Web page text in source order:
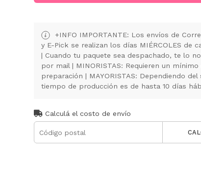
+INFO IMPORTANTE: Los envíos de
y E-Pick se realizan los días MIÉRCOLES de
| Cuando tu paquete sea despachado, te lo
por mail | MINORISTAS: Requieren un mínimo
preparación | MAYORISTAS: Dependiendo del
tiempo de producción es de hasta 10 días
Calculá el costo de envío